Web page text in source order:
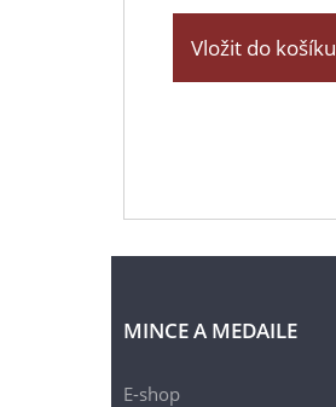
Vložit do košíku
MINCE A MEDAILE
E-shop